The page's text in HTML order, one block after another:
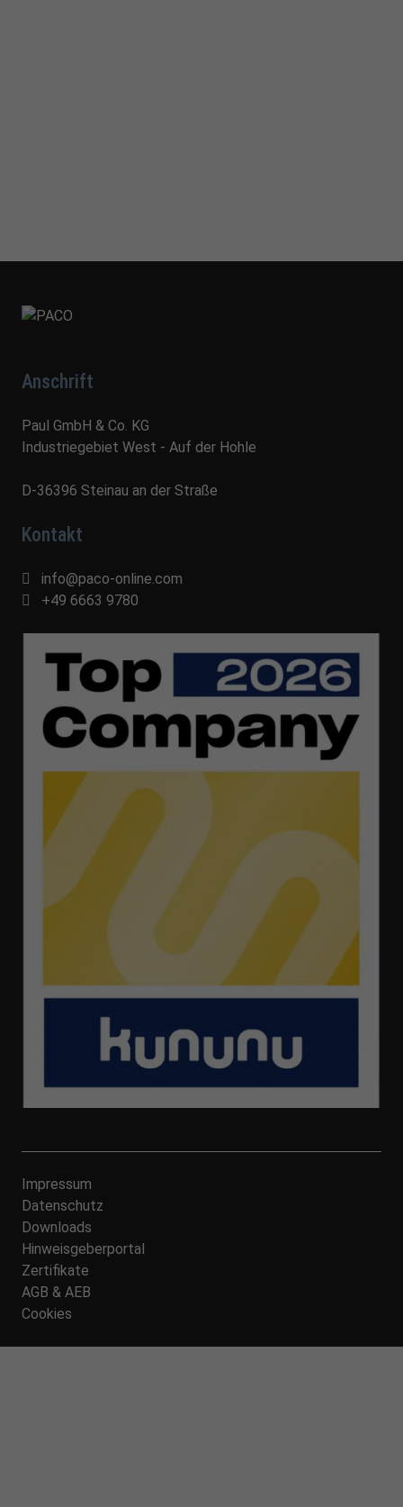
Anschrift
Paul GmbH & Co. KG
Industriegebiet West - Auf der Hohle
D-36396 Steinau an der Straße
Kontakt
info@paco-online.com
+49 6663 9780
Impressum
Datenschutz
Downloads
Hinweisgeberportal
Zertifikate
AGB & AEB
Cookies